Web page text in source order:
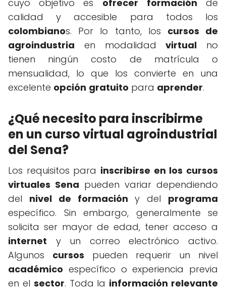
cuyo objetivo es ofrecer formación de
calidad y accesible para todos los
colombianos. Por lo tanto, los cursos de
agroindustria en modalidadvirtual no
tienen ningún costo de matrícula o
mensualidad, lo que los convierte en una
excelente opción gratuito para aprender.
¿Qué necesito para inscribirme
en un curso virtual agroindustrial
del Sena?
Los requisitos para inscribirse en los cursos
virtuales Sena pueden variar dependiendo
del nivel de formación y del programa
específico. Sin embargo, generalmente se
solicita ser mayor de edad, tener acceso a
internet y un correo electrónico activo.
Algunos cursos pueden requerir un nivel
académico específico o experiencia previa
en el sector. Toda la información relevante